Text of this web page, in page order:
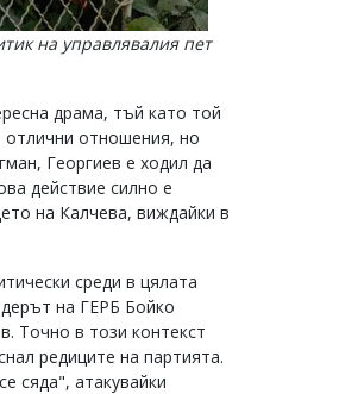
на управлявалия пет
драма, тъй като той
отлични отношения, но
Георгиев е ходил да
действие силно е
на Калчева, виждайки в
среди в цялата
на ГЕРБ Бойко
Точно в този контекст
редиците на партията.
сяда", атакувайки